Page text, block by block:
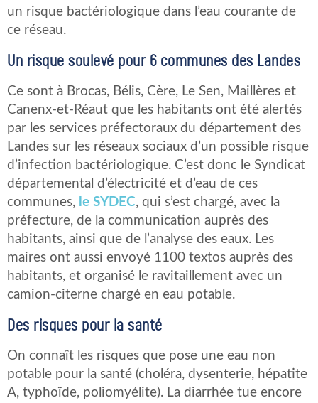
un risque bactériologique dans l’eau courante de
ce réseau.
Un risque soulevé pour 6 communes des Landes
Ce sont à Brocas, Bélis, Cère, Le Sen, Maillères et
Canenx-et-Réaut que les habitants ont été alertés
par les services préfectoraux du département des
Landes sur les réseaux sociaux d’un possible risque
d’infection bactériologique. C’est donc le Syndicat
départemental d’électricité et d’eau de ces
communes, le SYDEC, qui s’est chargé, avec la
préfecture, de la communication auprès des
habitants, ainsi que de l’analyse des eaux. Les
maires ont aussi envoyé 1100 textos auprès des
habitants, et organisé le ravitaillement avec un
camion-citerne chargé en eau potable.
Des risques pour la santé
On connaît les risques que pose une eau non
potable pour la santé (choléra, dysenterie, hépatite
A, typhoïde, poliomyélite). La diarrhée tue encore